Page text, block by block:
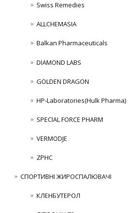
Swiss Remedies
ALLCHEMASIA
Balkan Pharmaceuticals
DIAMOND LABS
GOLDEN DRAGON
HP-Laboratories(Hulk Pharma)
SPECIAL FORCE PHARM
VERMODJE
ZPHC
СПОРТИВНІ ЖИРОСПАЛЮВАЧІ
КЛЕНБУТЕРОЛ